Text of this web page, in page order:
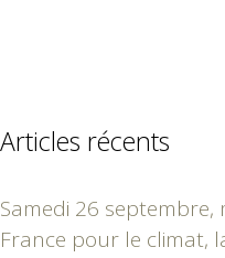
Articles récents
Samedi 26
France pour le climat,